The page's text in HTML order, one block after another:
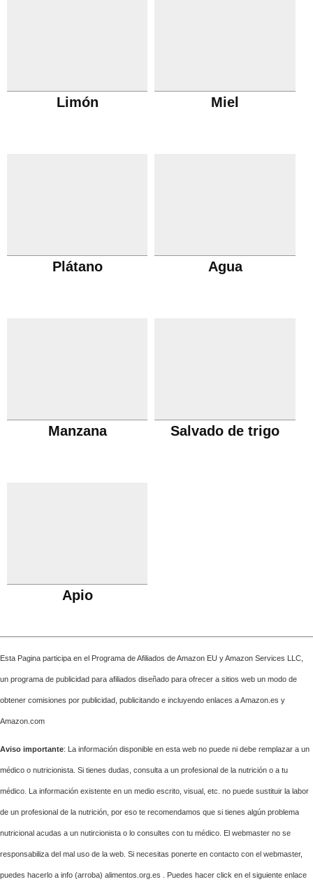
Limón Miel
Plátano Agua
Manzana Salvado de trigo
Apio
Esta Pagina participa en el Programa de Afiliados de Amazon EU y Amazon Services LLC,
un programa de publicidad para afiliados diseñado para ofrecer a sitios web un modo de
obtener comisiones por publicidad, publicitando e incluyendo enlaces a Amazon.es y
Amazon.com
Aviso importante: La información disponible en esta web no puede ni debe remplazar a un
médico o nutricionista. Si tienes dudas, consulta a un profesional de la nutrición o a tu
médico. La información existente en un medio escrito, visual, etc. no puede sustituir la labor
de un profesional de la nutrición, por eso te recomendamos que si tienes algún problema
nutricional acudas a un nutircionista o lo consultes con tu médico. El webmaster no se
responsabiliza del mal uso de la web. Si necesitas ponerte en contacto con el webmaster,
puedes hacerlo a info (arroba) alimentos.org.es . Puedes hacer click en el siguiente enlace